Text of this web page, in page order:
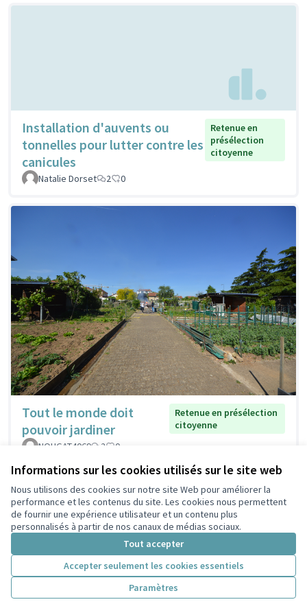
Informations sur les cookies utilisés sur le site web
Nous utilisons des cookies sur notre site Web pour améliorer la
performance et les contenus du site. Les cookies nous permettent
de fournir une expérience utilisateur et un contenu plus
personnalisés à partir de nos canaux de médias sociaux.
Tout accepter
Accepter seulement les cookies essentiels
Paramètres
Installation d'auvents ou
tonnelles pour lutter contre les
canicules
Retenue en
présélection
citoyenne
Natalie Dorset 2 0
Tout le monde doit
pouvoir jardiner
Retenue en présélection
citoyenne
NOUGAT4069
2 0
Fontaines
Retenue en présélection